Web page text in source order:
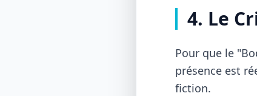
4. Le
Pour que le
présence est
fiction.